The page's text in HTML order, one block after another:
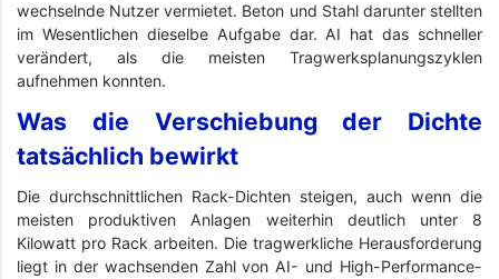
wechselnde Nutzer vermietet. Beton und Stahl darunter stellten
im Wesentlichen dieselbe Aufgabe dar. AI hat das schneller
verändert, als die meisten Tragwerksplanungszyklen
aufnehmen konnten.
Was die Verschiebung der Dichte
tatsächlich bewirkt
Die durchschnittlichen Rack-Dichten steigen, auch wenn die
meisten produktiven Anlagen weiterhin deutlich unter 8
Kilowatt pro Rack arbeiten. Die tragwerkliche Herausforderung
liegt in der wachsenden Zahl von AI- und High-Performance-